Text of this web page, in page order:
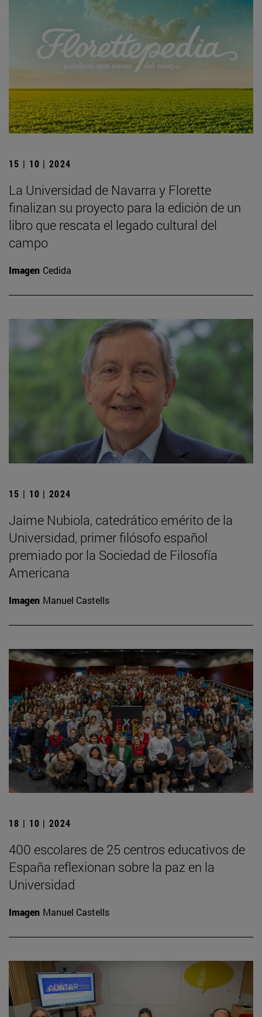
15 | 10 | 2024
La Universidad de Navarra y Florette
finalizan su proyecto para la edición de un
libro que rescata el legado cultural del
campo
Imagen Cedida
15 | 10 | 2024
Jaime Nubiola, catedrático emérito de la
Universidad, primer filósofo español
premiado por la Sociedad de Filosofía
Americana
Imagen Manuel Castells
18 | 10 | 2024
400 escolares de 25 centros educativos de
España reflexionan sobre la paz en la
Universidad
Imagen Manuel Castells